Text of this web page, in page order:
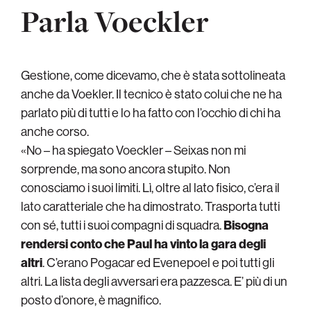
Parla Voeckler
Gestione, come dicevamo, che è stata sottolineata
anche da Voekler. Il tecnico è stato colui che ne ha
parlato più di tutti e lo ha fatto con l’occhio di chi ha
anche corso.
«No – ha spiegato Voeckler – Seixas non mi
sorprende, ma sono ancora stupito. Non
conosciamo i suoi limiti. Lì, oltre al lato fisico, c’era il
lato caratteriale che ha dimostrato. Trasporta tutti
con sé, tutti i suoi compagni di squadra.Bisogna
rendersi conto che Paul ha vinto la gara degli
altri. C’erano Pogacar ed Evenepoel e poi tutti gli
altri. La lista degli avversari era pazzesca. E’ più di un
posto d’onore, è magnifico.